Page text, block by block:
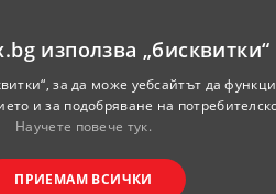
използва „бисквитки“
за да може уебсайтът да
и за подобряване на
Научете повече тук.
ПРИЕМАМ ВСИЧКИ